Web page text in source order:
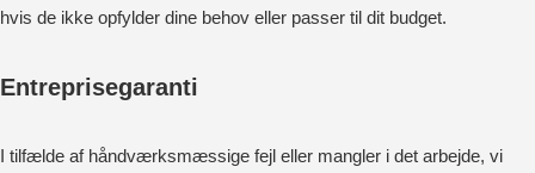
hvis de ikke opfylder dine behov eller passer til dit budget.
Entreprisegaranti
I tilfælde af håndværksmæssige fejl eller mangler i det arbejde, vi